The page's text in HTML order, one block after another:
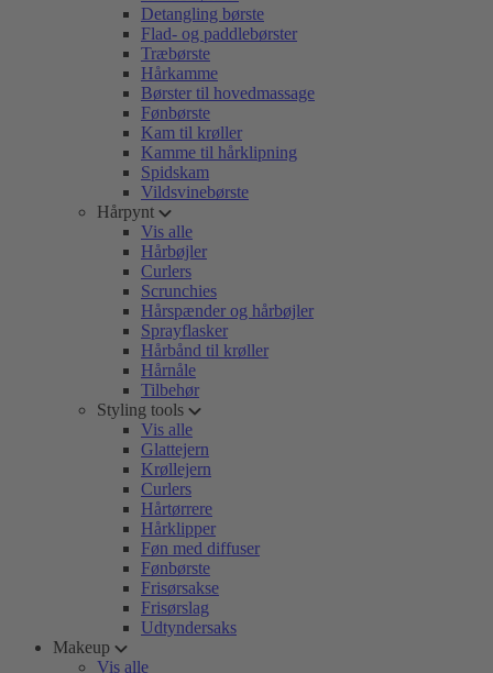
Detangling børste
Flad- og paddlebørster
Træbørste
Hårkamme
Børster til hovedmassage
Fønbørste
Kam til krøller
Kamme til hårklipning
Spidskam
Vildsvinebørste
Hårpynt
Vis alle
Hårbøjler
Curlers
Scrunchies
Hårspænder og hårbøjler
Sprayflasker
Hårbånd til krøller
Hårnåle
Tilbehør
Styling tools
Vis alle
Glattejern
Krøllejern
Curlers
Hårtørrere
Hårklipper
Føn med diffuser
Fønbørste
Frisørsakse
Frisørslag
Udtyndersaks
Makeup
Vis alle